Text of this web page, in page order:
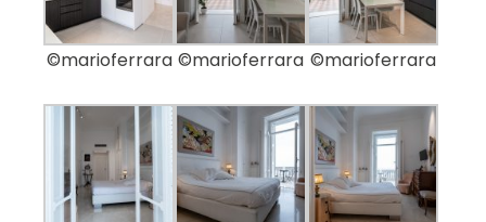
©marioferrara ©marioferrara ©marioferrara